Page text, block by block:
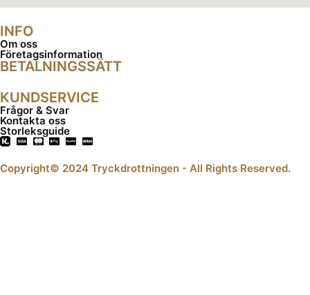
INFO
Om oss
Företagsinformation
BETALNINGSSÄTT
KUNDSERVICE
Frågor & Svar
Kontakta oss
Storleksguide
Copyright© 2024 Tryckdrottningen - All Rights Reserved.